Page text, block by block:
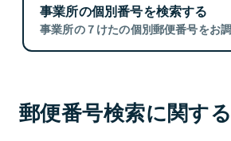
事業所の個別番号を検索する
事業所の７けたの個別郵便番号をお調
郵便番号検索に関す